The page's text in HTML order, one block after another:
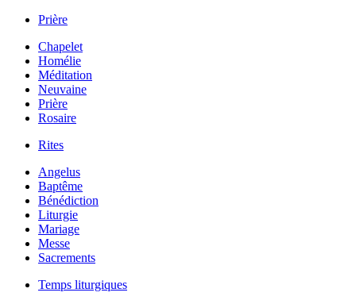
Prière
Chapelet
Homélie
Méditation
Neuvaine
Prière
Rosaire
Rites
Angelus
Baptême
Bénédiction
Liturgie
Mariage
Messe
Sacrements
Temps liturgiques